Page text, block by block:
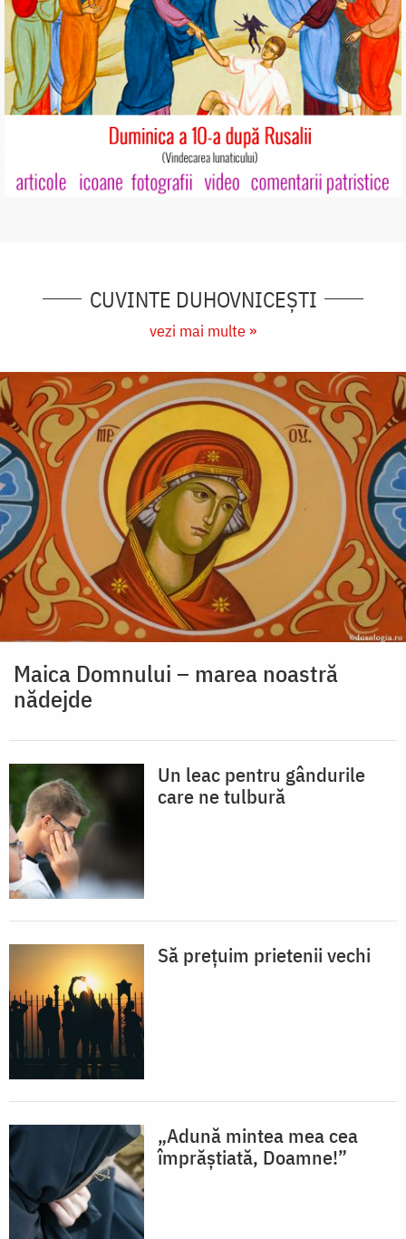
CUVINTE DUHOVNICEȘTI
vezi mai multe »
Maica Domnului – marea noastră
nădejde
Un leac pentru gândurile
care ne tulbură
Să prețuim prietenii vechi
„Adună mintea mea cea
împrăștiată, Doamne!”